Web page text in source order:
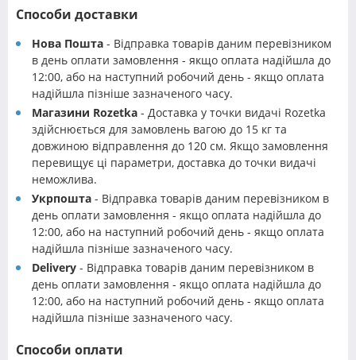
Способи доставки
Нова Пошта - Відправка товарів даним перевізником
в день оплати замовлення - якщо оплата надійшла до
12:00, або на наступний робочий день - якщо оплата
надійшла пізніше зазначеного часу.
Магазини Rozetka - Доставка у точки видачі Rozetka
здійснюється для замовлень вагою до 15 кг та
довжиною відправлення до 120 см. Якщо замовлення
перевищує ці параметри, доставка до точки видачі
неможлива.
Укрпошта - Відправка товарів даним перевізником в
день оплати замовлення - якщо оплата надійшла до
12:00, або на наступний робочий день - якщо оплата
надійшла пізніше зазначеного часу.
Delivery - Відправка товарів даним перевізником в
день оплати замовлення - якщо оплата надійшла до
12:00, або на наступний робочий день - якщо оплата
надійшла пізніше зазначеного часу.
Способи оплати